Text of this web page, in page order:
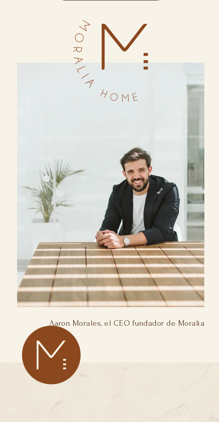
Aaron Morales, el CEO fundador de Moralia